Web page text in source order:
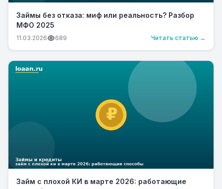
Займы без отказа: миф или реальность? Разбор
МФО 2025
11.03.2026 689 Читать статью →
Займ с плохой КИ в марте 2026: работающие